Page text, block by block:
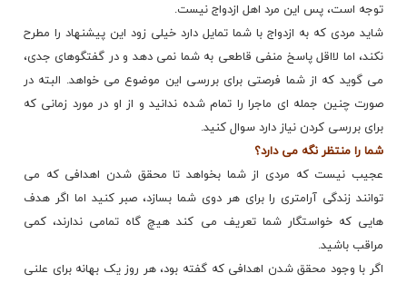
توجه است، پس این مرد اهل ازدواج نیست.
شاید مردی که به ازدواج با شما تمایل دارد خیلی زود این پیشنهاد را مطرح
نکند، اما لااقل پاسخ منفی قاطعی به شما نمی دهد و در گفتگوهای جدی،
می گوید که از شما فرصتی برای بررسی این موضوع می خواهد. البته در
صورت چنین جمله ای ماجرا را تمام شده ندانید و از او در مورد زمانی که
برای بررسی کردن نیاز دارد سوال کنید.
شما را منتظر نگه می دارد؟
عجیب نیست که مردی از شما بخواهد تا محقق شدن اهدافی که می
توانند زندگی آرامتری را برای هر دوی شما بسازد، صبر کنید اما اگر هدف
هایی که خواستگار شما تعریف می کند هیچ گاه تمامی ندارند، کمی
مراقب باشید.
اگر با وجود محقق شدن اهدافی که گفته بود، هر روز یک بهانه برای علنی